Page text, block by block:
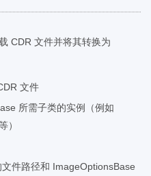
CDR 文件并将其转换为
文件
所需子类的实例（例如
）
件路径和 ImageOptionsBase